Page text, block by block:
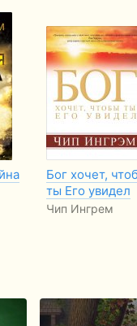
Бог хочет,
ты Его увидел
Чип Ингрем